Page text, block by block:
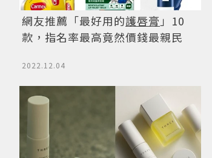
網友推薦「最好用的護唇膏 」10
款，指名率最高竟然價錢最親民
2022.12.04